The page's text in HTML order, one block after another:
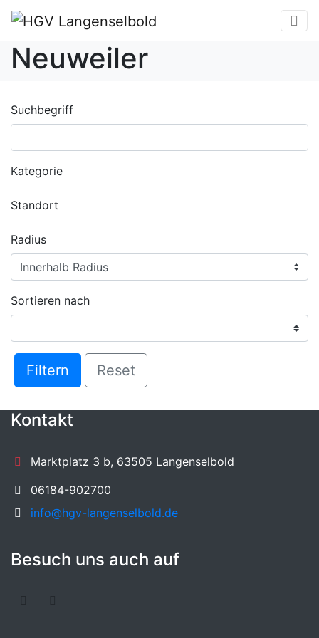
Neuweiler
Suchbegriff
Kategorie
Standort
Radius
Sortieren nach
Filtern Reset
Kontakt
Marktplatz 3 b, 63505 Langenselbold
06184-902700
info@hgv-langenselbold.de
Besuch uns auch auf